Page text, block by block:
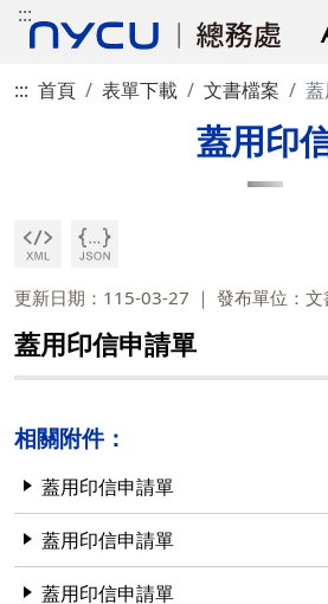
:::
::: 首頁 表單下載 文書檔案
蓋用印
更新日期：115-03-27 發布單位：文
蓋用印信申請單
相關附件：
蓋用印信申請單
蓋用印信申請單
蓋用印信申請單